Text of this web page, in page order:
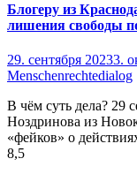
Блогеру из
лишения свободы
29. сентября 20233.
Menschenrechtedialog
В чём суть дела? 29
Ноздринова из
«фейков» о
8,5